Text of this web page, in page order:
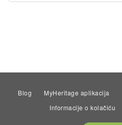
Blog MyHeritage aplikacija
Informacije o kolačiću